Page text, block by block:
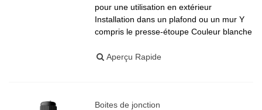
pour une utilisation en extérieur
Installation dans un plafond ou un mur Y
compris le presse-étoupe Couleur blanche
Aperçu Rapide
Boites de jonction